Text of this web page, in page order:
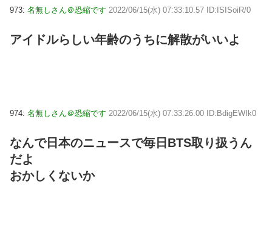
973: 名無しさん＠恐縮です 2022/06/15(水) 07:33:10.57 ID:ISISoiR/0
アイドルらしい年齢のうちに解散がいいよ
974: 名無しさん＠恐縮です 2022/06/15(水) 07:33:26.00 ID:BdigEWIk0
なんで日本のニュースで毎日BTS取り扱うん
だよ
おかしくないか